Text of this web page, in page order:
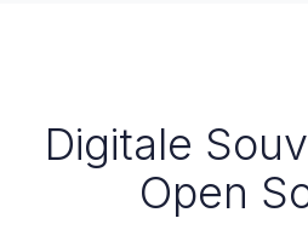
Digitale
Open